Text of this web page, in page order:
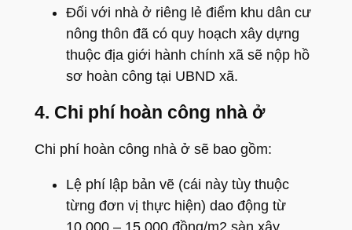
Đối với nhà ở riêng lẻ điểm khu dân cư
nông thôn đã có quy hoạch xây dựng
thuộc địa giới hành chính xã sẽ nộp hồ
sơ hoàn công tại UBND xã.
4. Chi phí hoàn công nhà ở
Chi phí hoàn công nhà ở sẽ bao gồm:
Lệ phí lập bản vẽ (cái này tùy thuộc
từng đơn vị thực hiện) dao động từ
10.000 – 15.000 đồng/m2 sàn xây